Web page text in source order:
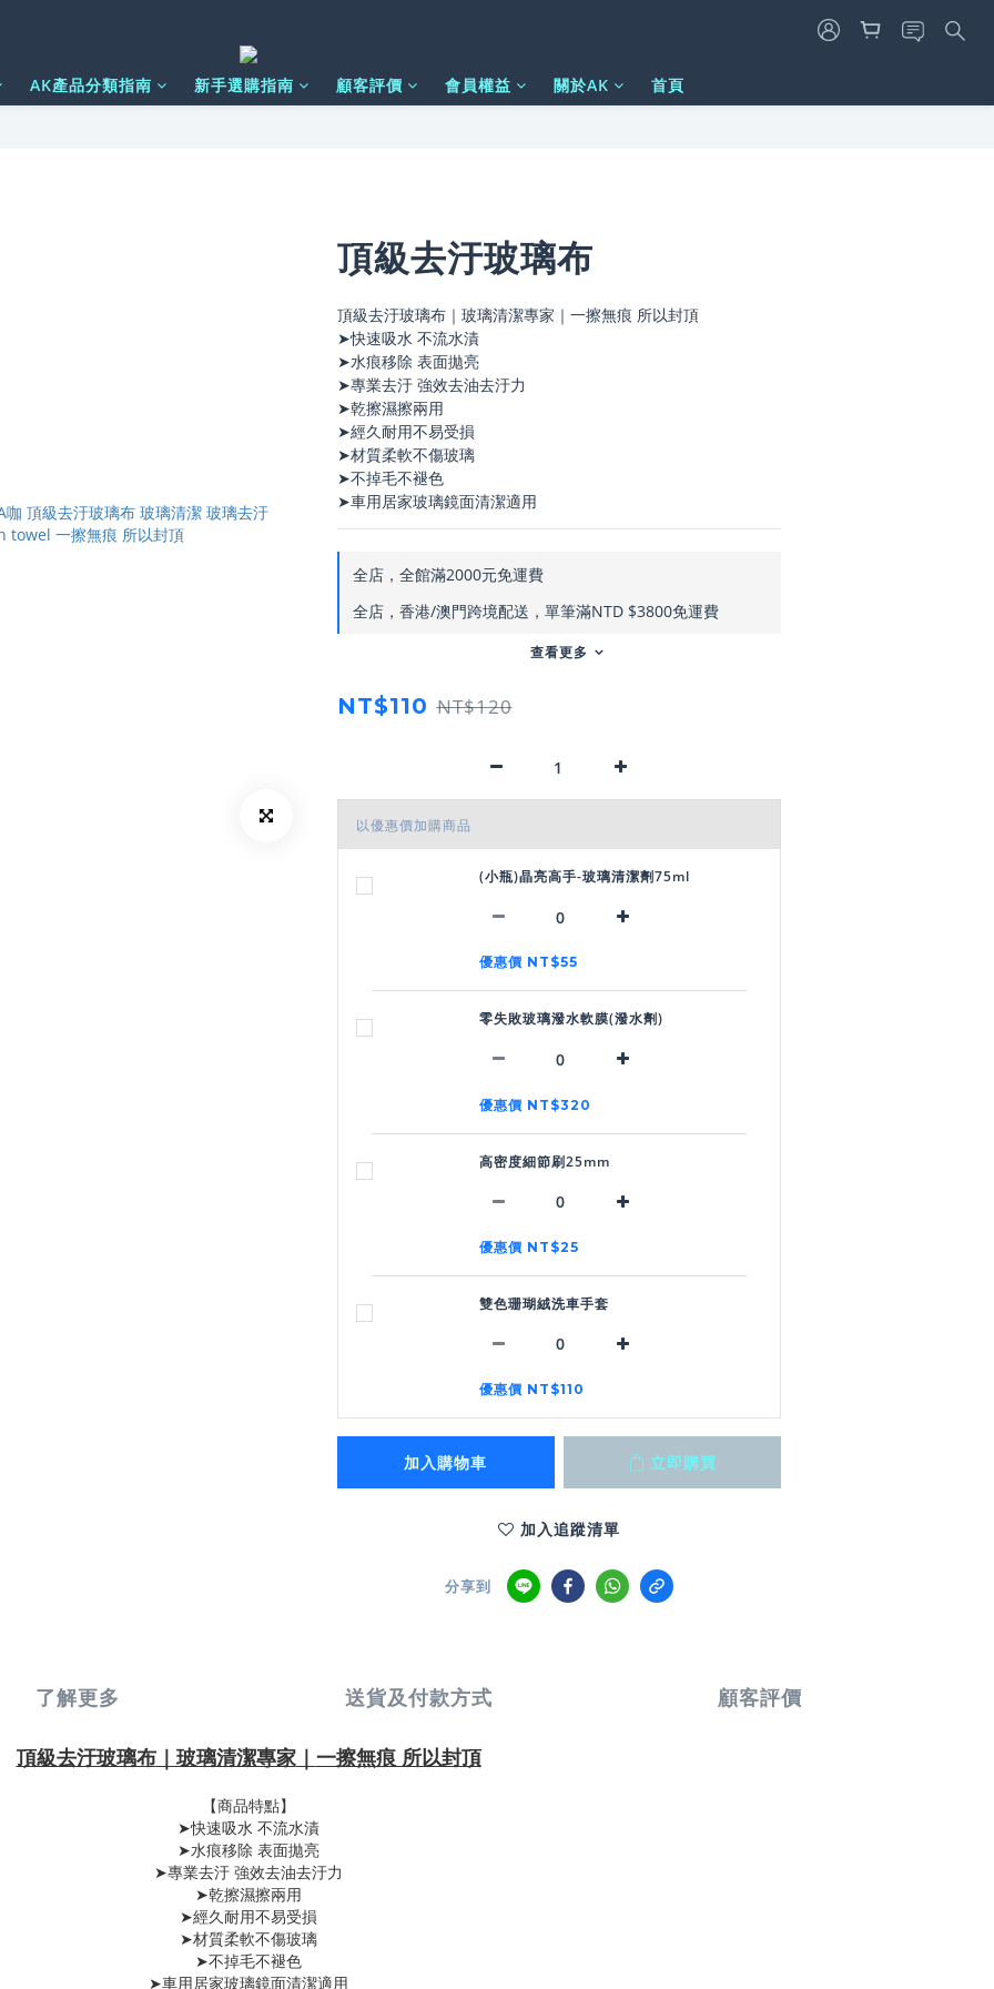
AK產品分類指南 新手選購指南 顧客評價 會員權益 關於AK 首頁
頂級去汙玻璃布
頂級去汙玻璃布｜玻璃清潔專家｜一擦無痕 所以封頂
➤快速吸水 不流水漬
➤水痕移除 表面拋亮
➤專業去汙 強效去油去汙力
➤乾擦濕擦兩用
➤經久耐用不易受損
➤材質柔軟不傷玻璃
➤不掉毛不褪色
➤車用居家玻璃鏡面清潔適用
全店，全館滿2000元免運費
全店，香港/澳門跨境配送，單筆滿NTD $3800免運費
查看更多
NT$110 NT$120
以優惠價加購商品
(小瓶)晶亮高手-玻璃清潔劑75ml
優惠價 NT$55
零失敗玻璃潑水軟膜(潑水劑)
優惠價 NT$320
高密度細節刷25mm
優惠價 NT$25
雙色珊瑚絨洗車手套
優惠價 NT$110
加入購物車 立即購買
加入追蹤清單
分享到
了解更多 送貨及付款方式 顧客評價
頂級去汙玻璃布｜玻璃清潔專家｜ 一擦無痕 所以封頂
【商品特點】
➤快速吸水 不流水漬
➤水痕移除 表面拋亮
➤專業去汙 強效去油去汙力
➤乾擦濕擦兩用
➤經久耐用不易受損
➤材質柔軟不傷玻璃
➤不掉毛不褪色
➤車用居家玻璃鏡面清潔適用